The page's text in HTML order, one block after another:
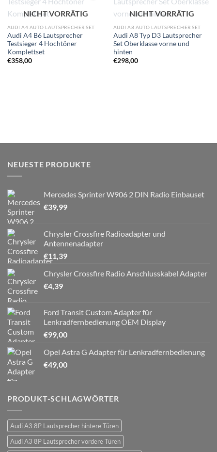
Wunschliste
NICHT VORRÄTIG
AUDI A4 AUTO LAUTSPRECHER SET
Audi A4 B6 Lautsprecher
Testsieger 4 Hochtöner
Komplettset
€358,00
Wunschliste
NICHT VORRÄTIG
AUDI A8 AUTO LAUTSPRECHER SET
Audi A8 Typ D3 Lautsprecher
Set Oberklasse vorne und
hinten
€298,00
NEUESTE PRODUKTE
Mercedes Sprinter W906 2 DIN Radio Einbauset
€39,99
Chrysler Crossfire Radioadapter und
Antennenadapter
€11,39
Chrysler Crossfire Radio Anschlusskabel Adapter
€4,39
Ford Transit Custom Adapter für
Lenkradfernbedienung OEM Display
€99,00
Opel Astra G Adapter für Lenkradfernbedienung
€49,00
PRODUKT-SCHLAGWÖRTER
Audi A3 8P Lautsprecher hintere Türen
Audi A3 8P Lautsprecher vordere Türen